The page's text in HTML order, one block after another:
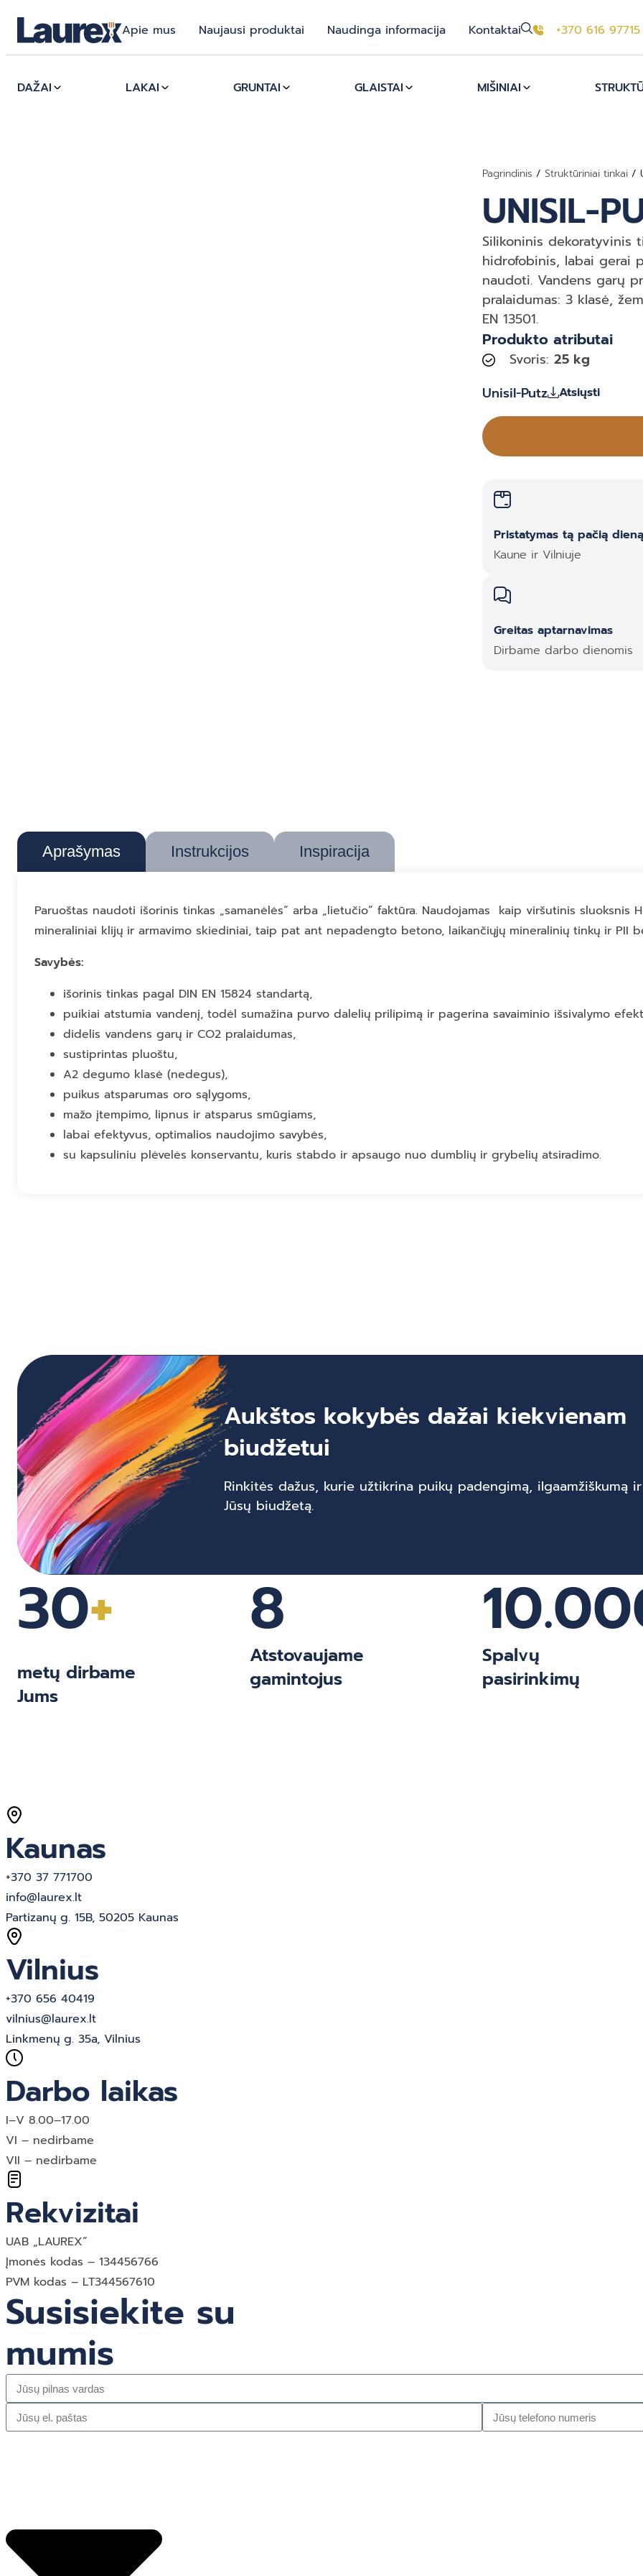
Apie mus Naujausi produktai Naudinga informacija Kontaktai +370 616 97715
DAŽAI LAKAI GRUNTAI GLAISTAI MIŠINIAI
Pagrindinis / Struktūriniai tinkai /
UNISIL-
Silikoninis dekoratyvinis
hidrofobinis, labai gerai
naudoti. Vandens garų
pralaidumas: 3 klasė,
EN 13501.
Produkto atributai
Svoris: 25 kg
Unisil-Putz
Atsiųsti
Pristatymas tą pačią dieną
Kaune ir Vilniuje
Greitas aptarnavimas
Dirbame darbo dienomis
Aprašymas Instrukcijos Inspiracija
Paruoštas naudoti išorinis tinkas „samanėlės“ arba „lietučio“ faktūra. Naudojamas kaip viršutinis sluoksnis
mineraliniai klijų ir armavimo skiediniai, taip pat ant nepadengto betono, laikančiųjų mineralinių tinkų ir PII
Savybės:
išorinis tinkas pagal DIN EN 15824 standartą,
puikiai atstumia vandenį, todėl sumažina purvo dalelių prilipimą ir pagerina savaiminio išsivalymo
didelis vandens garų ir CO2 pralaidumas,
sustiprintas pluoštu,
A2 degumo klasė (nedegus),
puikus atsparumas oro sąlygoms,
mažo įtempimo, lipnus ir atsparus smūgiams,
labai efektyvus, optimalios naudojimo savybės,
su kapsuliniu plėvelės konservantu, kuris stabdo ir apsaugo nuo dumblių ir grybelių atsiradimo.
Aukštos kokybės dažai kiekvienam
biudžetui
Rinkitės dažus, kurie užtikrina puikų padengimą, ilgaamžiškumą
Jūsų biudžetą.
30+
metų dirbame
Jums
8
Atstovaujame
gamintojus
Spalvų
pasirinkimų
Kaunas
+370 37 771700
info@laurex.lt
Partizanų g. 15B, 50205 Kaunas
Vilnius
+370 656 40419
vilnius@laurex.lt
Linkmenų g. 35a, Vilnius
Darbo laikas
I–V 8.00–17.00
VI – nedirbame
VII – nedirbame
Rekvizitai
UAB „LAUREX“
Įmonės kodas – 134456766
PVM kodas – LT344567610
Susisiekite su
mumis